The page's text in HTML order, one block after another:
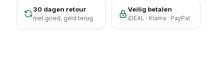
30 dagen retour
niet goed, geld terug
Veilig betalen
iDEAL · Klarna · PayPal